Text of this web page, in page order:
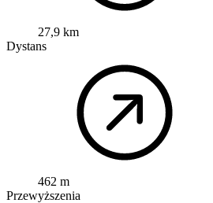
27,9 km
Dystans
462 m
Przewyższenia